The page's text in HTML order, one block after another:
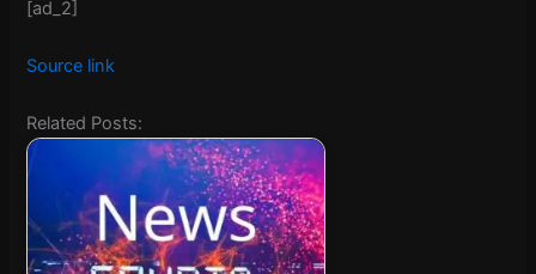
[ad_2]
Source link
Related Posts: